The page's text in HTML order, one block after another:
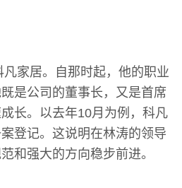
家居。自那时起，他的职业
是公司的董事长，又是首席
长。以去年10月为例，科凡
登记。这说明在林涛的领导
和强大的方向稳步前进。